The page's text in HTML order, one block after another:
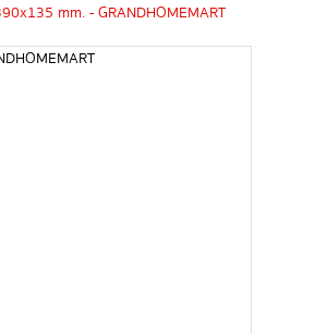
mm. - GRANDHOMEMART